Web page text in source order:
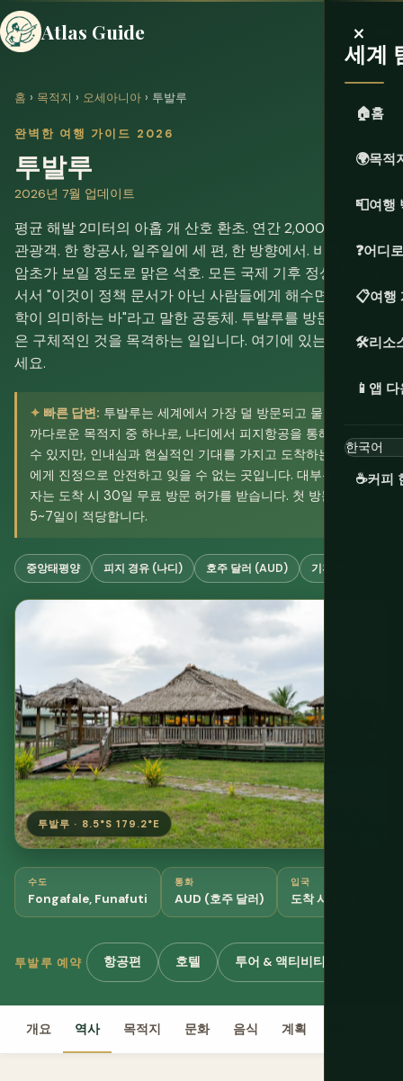
Atlas Guide ×
세계
🏠홈
🌍목적
📮여행
❓어디
📋여행
🛠️리소
📱 앱
☕커피
홈 › 목적지 › 오세아니아 › 투발루
완벽한 여행 가이드 2026
투발루
2026년 7월 업데이트
평균 해발 2미터의 아홉 개 산호 환초. 연간 2,000명 미만의
관광객. 한 항공사, 일주일에 세 편, 한 방향에서. 비행기에서
암초가 보일 정도로 맑은 석호. 모든 국제 기후 정상 회의에
서서 "이것이 정책 문서가 아닌 사람들에게 해수면 상승 수
학이 의미하는 바"라고 말한 공동체. 투발루를 방문하는 것
은 구체적인 것을 목격하는 일입니다. 여기에 있는 동안 오
세요.
빠른 답변: 투발루는 세계에서 가장 덜 방문되고 물류적으로
까다로운 목적지 중 하나로, 나디에서 피지항공을 통해서만 갈
수 있지만, 인내심과 현실적인 기대를 가지고 도착하는 여행자
에게 진정으로 안전하고 잊을 수 없는 곳입니다. 대부분의 국적
자는 도착 시 30일 무료 방문 허가를 받습니다. 첫 방문에는
5~7일이 적당합니다.
중앙태평양 피지 경유 (나디) 호주 달러 (AUD) 기후 전선
투발루 · 8.5°S 179.2°E
수도
Fongafale, Funafuti
통화
AUD (호주 달러)
입국
도착 시 허가, 30일
투발루 예약 항공편 호텔 투어 & 액티비티
개요 역사 목적지 문화 음식 계획